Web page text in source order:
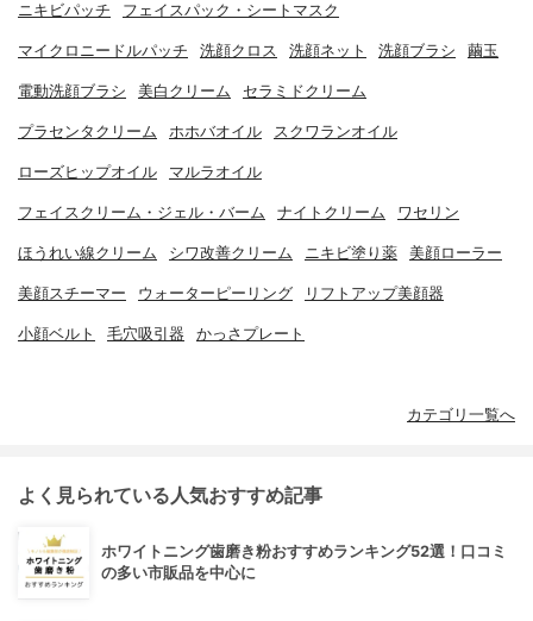
ニキビパッチ フェイスパック・シートマスク
マイクロニードルパッチ 洗顔クロス 洗顔ネット 洗顔ブラシ 繭玉
電動洗顔ブラシ 美白クリーム セラミドクリーム
プラセンタクリーム ホホバオイル スクワランオイル
ローズヒップオイル マルラオイル
フェイスクリーム・ジェル・バーム ナイトクリーム ワセリン
ほうれい線クリーム シワ改善クリーム ニキビ塗り薬 美顔ローラー
美顔スチーマー ウォーターピーリング リフトアップ美顔器
小顔ベルト 毛穴吸引器 かっさプレート
カテゴリ一覧へ
よく見られている人気おすすめ記事
ホワイトニング歯磨き粉おすすめランキング52選！口コミ
の多い市販品を中心に